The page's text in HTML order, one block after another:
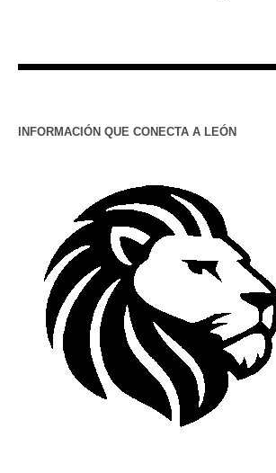
INFORMACIÓN QUE CONECTA A LEÓN